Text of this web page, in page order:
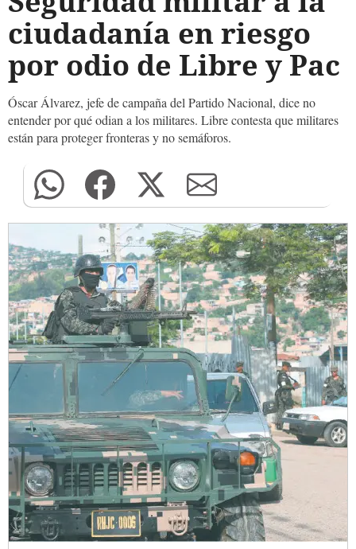
ciudadanía en riesgo
por odio de Libre y Pac
Óscar Álvarez, jefe de campaña del Partido Nacional, dice no
entender por qué odian a los militares. Libre contesta que militares
están para proteger fronteras y no semáforos.